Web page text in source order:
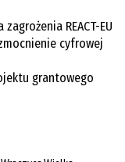
REACT-EU
cyfrowej
grantowego